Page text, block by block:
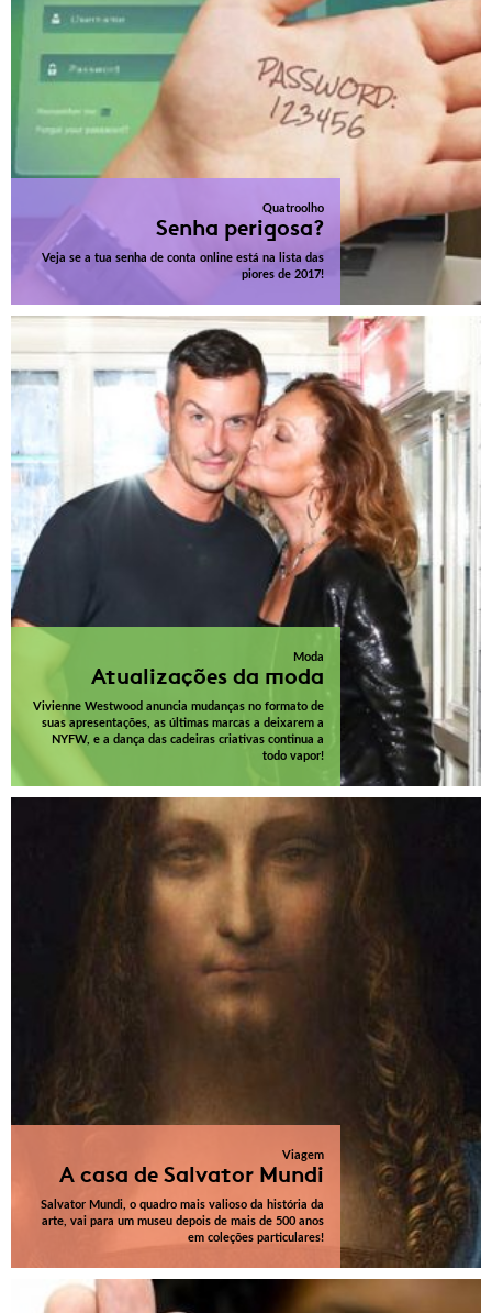
Quatroolho
Senha perigosa?
Veja se a tua senha de conta online está na lista das
piores de 2017!
Moda
Atualizações da moda
Vivienne Westwood anuncia mudanças no formato de
suas apresentações, as últimas marcas a deixarem a
NYFW, e a dança das cadeiras criativas continua a
todo vapor!
Viagem
A casa de Salvator Mundi
Salvator Mundi, o quadro mais valioso da história da
arte, vai para um museu depois de mais de 500 anos
em coleções particulares!